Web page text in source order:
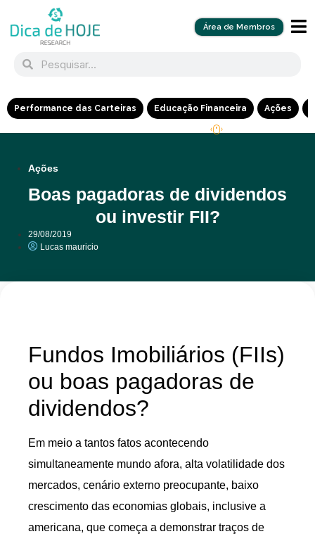
Área de Membros
Performance das Carteiras Educação Financeira Ações
Ações
Boas pagadoras de dividendos
ou investir FII?
29/08/2019
Lucas mauricio
Fundos Imobiliários (FIIs)
ou boas pagadoras de
dividendos?
Em meio a tantos fatos acontecendo
simultaneamente mundo afora, alta volatilidade dos
mercados, cenário externo preocupante, baixo
crescimento das economias globais, inclusive a
americana, que começa a demonstrar traços de